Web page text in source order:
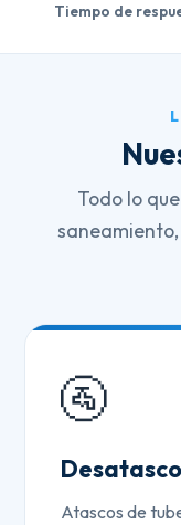
Tiempo de
Todo lo
saneamiento,
🚰
Atascos de